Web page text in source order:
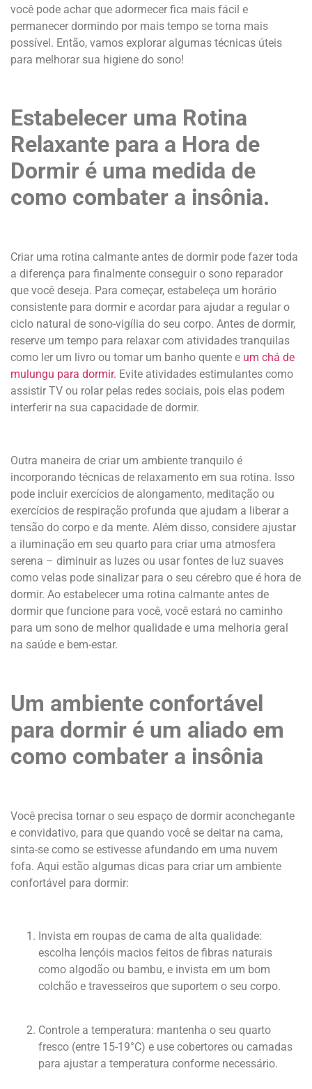
você pode achar que adormecer fica mais fácil e
permanecer dormindo por mais tempo se torna mais
possível. Então, vamos explorar algumas técnicas úteis
para melhorar sua higiene do sono!
Estabelecer uma Rotina
Relaxante para a Hora de
Dormir é uma medida de
como combater a insônia.
Criar uma rotina calmante antes de dormir pode fazer toda
a diferença para finalmente conseguir o sono reparador
que você deseja. Para começar, estabeleça um horário
consistente para dormir e acordar para ajudar a regular o
ciclo natural de sono-vigília do seu corpo. Antes de dormir,
reserve um tempo para relaxar com atividades tranquilas
como ler um livro ou tomar um banho quente e um chá de
mulungu para dormir. Evite atividades estimulantes como
assistir TV ou rolar pelas redes sociais, pois elas podem
interferir na sua capacidade de dormir.
Outra maneira de criar um ambiente tranquilo é
incorporando técnicas de relaxamento em sua rotina. Isso
pode incluir exercícios de alongamento, meditação ou
exercícios de respiração profunda que ajudam a liberar a
tensão do corpo e da mente. Além disso, considere ajustar
a iluminação em seu quarto para criar uma atmosfera
serena – diminuir as luzes ou usar fontes de luz suaves
como velas pode sinalizar para o seu cérebro que é hora de
dormir. Ao estabelecer uma rotina calmante antes de
dormir que funcione para você, você estará no caminho
para um sono de melhor qualidade e uma melhoria geral
na saúde e bem-estar.
Um ambiente confortável
para dormir é um aliado em
como combater a insônia
Você precisa tornar o seu espaço de dormir aconchegante
e convidativo, para que quando você se deitar na cama,
sinta-se como se estivesse afundando em uma nuvem
fofa. Aqui estão algumas dicas para criar um ambiente
confortável para dormir:
Invista em roupas de cama de alta qualidade:
escolha lençóis macios feitos de fibras naturais
como algodão ou bambu, e invista em um bom
colchão e travesseiros que suportem o seu corpo.
Controle a temperatura: mantenha o seu quarto
fresco (entre 15-19°C) e use cobertores ou camadas
para ajustar a temperatura conforme necessário.